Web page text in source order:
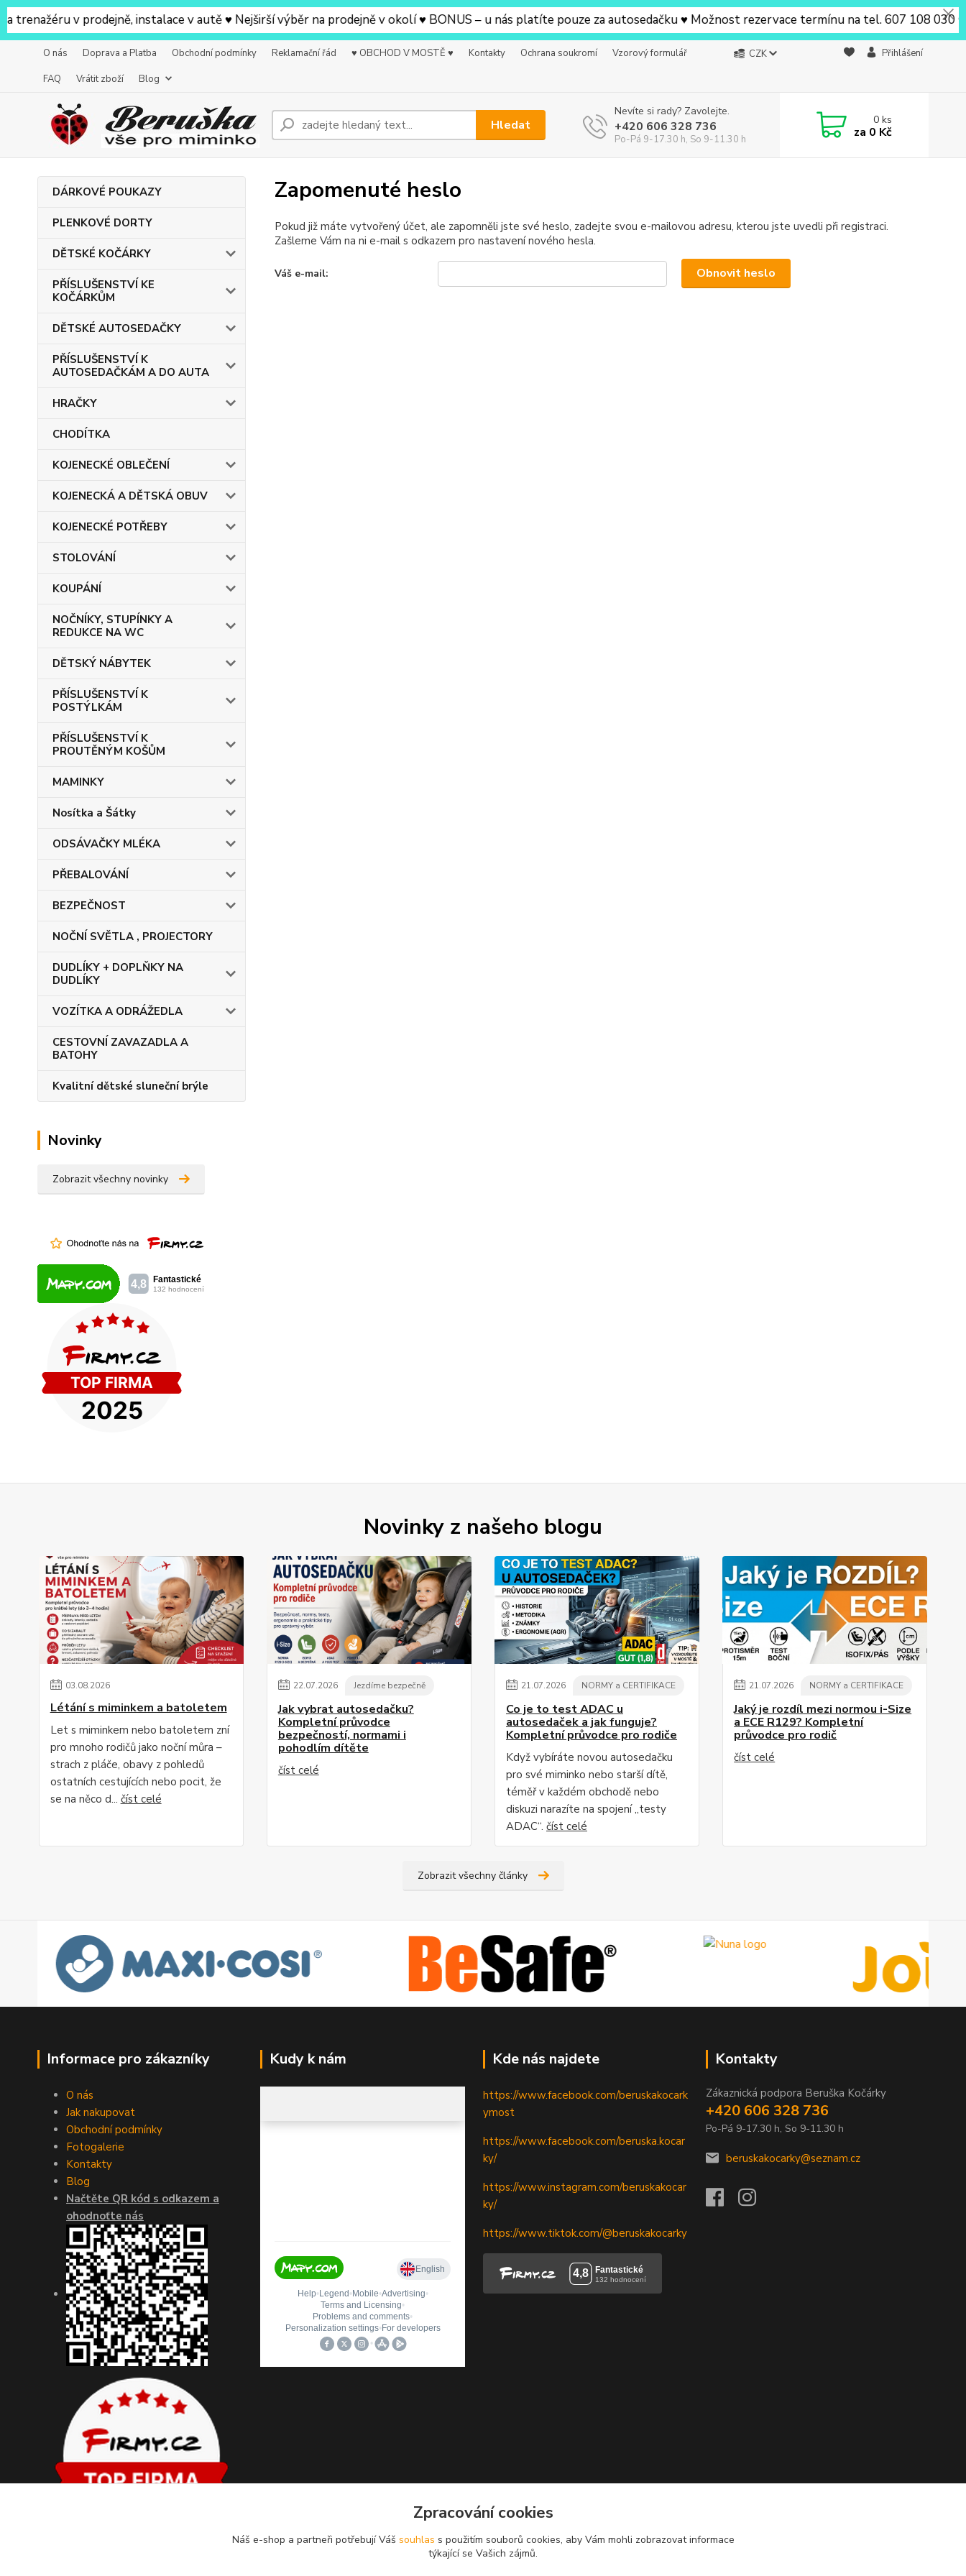
v prodejně, instalace v autě ♥ Nejširší výběr na prodejně v okolí ♥ BONUS – u nás platíte pouze za autosedačku ♥ Možnost rezervace termínu na tel. 607 108 030 ♥ V
O nás Doprava a Platba Obchodní podmínky Reklamační řád ♥ OBCHOD V MOSTĚ ♥ Kontakty Ochrana soukromí
Vzorový formulář
FAQ
Vrátit zboží Blog
CZK Přihlášení
Hledat
Nevíte si rady? Zavolejte.
+420 606 328 736
Po-Pá 9-17.30 h, So 9-11.30 h
0ks
za 0 Kč
DÁRKOVÉ POUKAZY
PLENKOVÉ DORTY
DĚTSKÉ KOČÁRKY
PŘÍSLUŠENSTVÍ KE
KOČÁRKŮM
DĚTSKÉ AUTOSEDAČKY
PŘÍSLUŠENSTVÍ K
AUTOSEDAČKÁM A DO AUTA
HRAČKY
CHODÍTKA
KOJENECKÉ OBLEČENÍ
KOJENECKÁ A DĚTSKÁ OBUV
KOJENECKÉ POTŘEBY
STOLOVÁNÍ
KOUPÁNÍ
NOČNÍKY, STUPÍNKY A
REDUKCE NA WC
DĚTSKÝ NÁBYTEK
PŘÍSLUŠENSTVÍ K
POSTÝLKÁM
PŘÍSLUŠENSTVÍ K
PROUTĚNÝM KOŠŮM
MAMINKY
Nosítka a Šátky
ODSÁVAČKY MLÉKA
PŘEBALOVÁNÍ
BEZPEČNOST
NOČNÍ SVĚTLA , PROJECTORY
DUDLÍKY + DOPLŇKY NA
DUDLÍKY
VOZÍTKA A ODRÁŽEDLA
CESTOVNÍ ZAVAZADLA A
BATOHY
Kvalitní dětské sluneční brýle
Novinky
Zobrazit všechny novinky
Zapomenuté heslo
Pokud již máte vytvořený účet, ale zapomněli jste své heslo, zadejte svou e-mailovou adresu, kterou jste uvedli při registraci.
Zašleme Vám na ni e-mail s odkazem pro nastavení nového hesla.
Váš e-mail: Obnovit heslo
Novinky z našeho blogu
03.08.2026
Létání s miminkem a batoletem
Let s miminkem nebo batoletem zní
pro mnoho rodičů jako noční můra –
strach z pláče, obavy z pohledů
ostatních cestujících nebo pocit, že
se na něco d... číst celé
22.07.2026 Jezdíme bezpečně
Jak vybrat autosedačku?
Kompletní průvodce
bezpečností, normami i
pohodlím dítěte
číst celé
21.07.2026 NORMY a CERTIFIKACE
Co je to test ADAC u
autosedaček a jak funguje?
Kompletní průvodce pro rodiče
Když vybíráte novou autosedačku
pro své miminko nebo starší dítě,
téměř v každém obchodě nebo
diskuzi narazíte na spojení „testy
ADAC“. číst celé
21.07.2026 NORMY a CERTIFIKACE
Jaký je rozdíl mezi normou i-Size
a ECE R129? Kompletní
průvodce pro rodič
číst celé
Zobrazit všechny články
Informace pro zákazníky
O nás
Jak nakupovat
Obchodní podmínky
Fotogalerie
Kontakty
Blog
Načtěte QR kód s odkazem a
ohodnoťte nás
Kudy k nám Kde nás najdete
https://www.facebook.com/beruskakocark
ymost
https://www.facebook.com/beruska.kocar
ky/
https://www.instagram.com/beruskakocar
ky/
https://www.tiktok.com/@beruskakocarky
Kontakty
Zákaznická podpora Beruška Kočárky
+420 606 328 736
Po-Pá 9-17.30 h, So 9-11.30 h
beruskakocarky@seznam.cz
Zpracování cookies
Náš e-shop a partneři potřebují Váš souhlas s použitím souborů cookies, aby Vám mohli zobrazovat informace
týkající se Vašich zájmů.